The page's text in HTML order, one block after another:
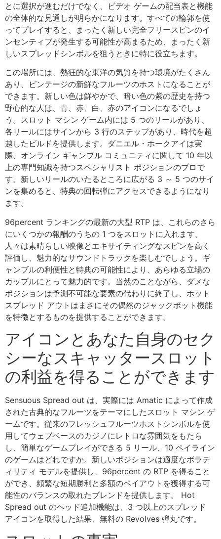
とに選択が進むだけでなく、ビデオ ゲームの配当表と機能
の全体的な見通しが明らかになります。すべての輪郭を使
ってプレイすると、まったく新しい完全フリースピンのイ
ンセンティブが発生する可能性が高まるため、まったく新
しいスプレッドシンボルを狙うときに特に役立ちます。
この場所には、熱狂的な東洋の気質を持つ環境がたくさん
あり、ビンテージの新鮮なフルーツのホストになることが
できます。新しい色は鮮やかで、暗い色の紫の歴史を持つ
野心的な人は、青、赤、白、赤のアイコンになるでしょ
う。スロット マシン ゲーム内には 5 つのリールがあり、
各リールにはサインから 3 行のステップがあり、時代を超
越したビルドを提供します。ダニエル・ホークアイは実
際、オンライン ギャンブル コミュニティに関して 10 年以
上の専門知識を持つスペシャリスト ポジションのプロで
す。新しいリールのいたるところに広がる 3 ～ 5 つのサイ
ンを集めると、特典の回転弾にアクセスできるようになり
ます。
96percent ランキングの最新の大型 RTP は、これらのさら
にいくつかの報酬のうちの 1 つをスロットに入れます。
人々は素晴らしい映像とエキサイティングなスピンを高く
評価し、魅力的なサウンドトラックを楽しむでしょう。ギ
ャンブルの利便性と特典の可能性により、あらゆる立場の
カップルにとって魅力的です。当然のことながら、ダメな
ポジションは予測不可能な要素の代わりに終了し、ホット
スプレッド アウトはまさにその偶然のジャックポット機能
を特徴とするものを提供することができます。
アイコンとあなた自身のセク
シーなスキャッタースロット
の利益を得ることができます
Sensuous Spread out は、実際には Amatic によって作成
された古典的なフルーツをテーマにしたスロット マシン ゲ
ームです。従来のフレッシュフルーツホストシンボルを使
用してウェブベースのカジノにレトロな雰囲気をもたら
し、簡単なゲームプレイができる 5 リール、10 ペイライン
のゲームはどれですか。新しいポジションは適度なボラテ
ィリティ モデルを提供し、96percent の RTP を得ること
ができ、頻繁な短期勝利と多額のペイアウトを獲得する可
能性のバランスの取れたブレンドを提供します。 Hot
Spread out のヘッド追加機能は、3 つ以上のスプレッド
アイコンを取得した結果、無料の Revolves 弾丸です。